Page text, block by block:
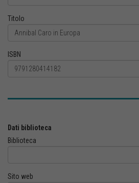
Titolo
ISBN
Dati biblioteca
Biblioteca
Sito web